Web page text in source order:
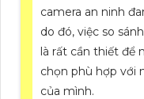
camera an ninh
do đó, việc so
là rất cần thiết để
chọn phù hợp với
của mình.